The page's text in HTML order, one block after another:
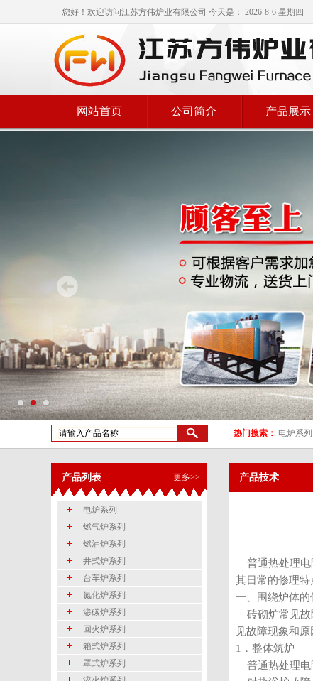
您好！欢迎访问江苏方伟炉业有限公司 今天是： 2026-8-6 星期四
网站首页 公司简介 产品展示
热门搜索： 电炉系列
更多>>
产品列表
电炉系列
燃气炉系列
燃油炉系列
井式炉系列
台车炉系列
氮化炉系列
渗碳炉系列
回火炉系列
箱式炉系列
罩式炉系列
产品技术
普通热处理电
其日常的修理
一、围绕炉体的
砖砌炉常见故
见故障现象和
1．整体筑炉
普通热处理电